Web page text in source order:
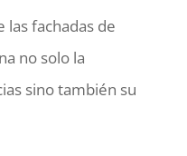
las fachadas de
no solo la
sino también su